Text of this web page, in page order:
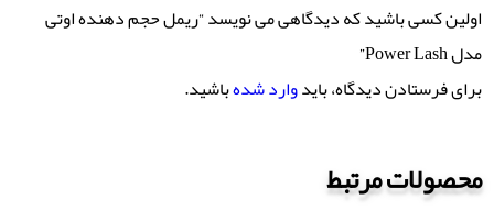
اولین کسی باشید که دیدگاهی می نویسد “ریمل حجم دهنده اوتی
مدل Power Lash”
برای فرستادن دیدگاه، بایدوارد شدهباشید.
محصولات مرتبط